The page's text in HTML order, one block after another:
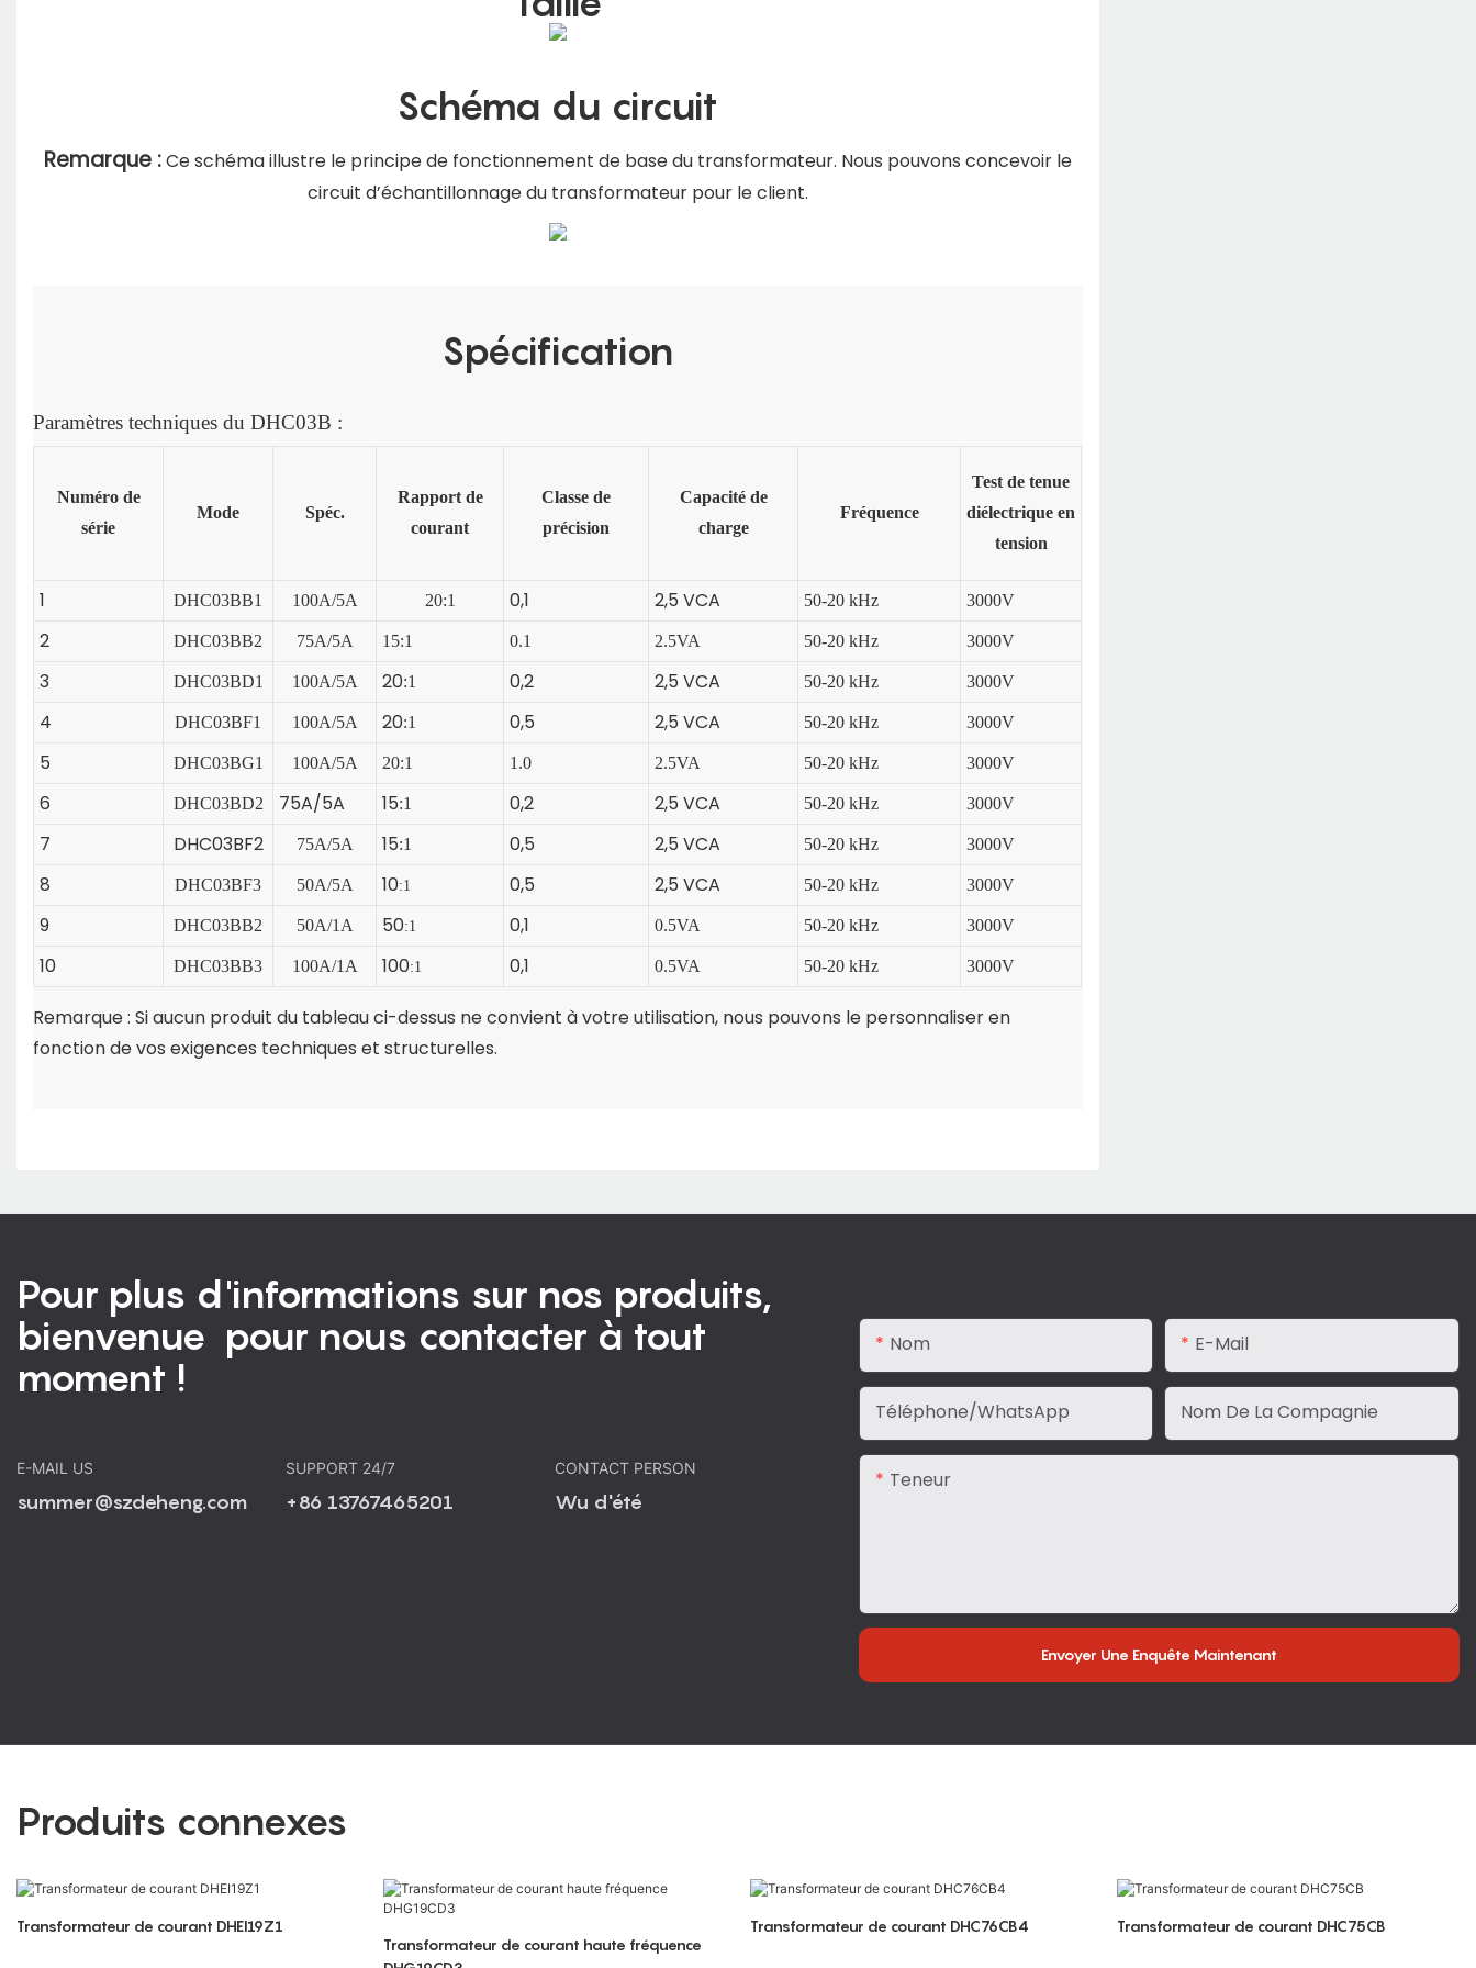
Schéma du circuit
Remarque :Ce schéma illustre le principe de fonctionnement de base du transformateur. Nous pouvons concevoir le
circuit d’échantillonnage du transformateur pour le client.
Spécification
Paramètres techniques du DHC03B :
Numéro de
série
Mode Spéc.
Rapport de
courant
Classe de
précision
Capacité de
charge
Fréquence
Test de tenue
diélectrique en
tension
1 DHC03BB1 100A/5A 20:1 0,1 2,5 VCA 50-20 kHz 3000V
2 DHC03BB2 75A/5A 15:1 0.1 2.5VA 50-20 kHz 3000V
3 DHC03BD1 100A/5A 20:1 0,2 2,5 VCA 50-20 kHz 3000V
4 DHC03BF1 100A/5A 20:1 0,5 2,5 VCA 50-20 kHz 3000V
5 DHC03BG1 100A/5A 20:1 1.0 2.5VA 50-20 kHz 3000V
6 DHC03BD2 75A/5A 15:1 0,2 2,5 VCA 50-20 kHz 3000V
7 DHC03BF2 75A/5A 15:1 0,5 2,5 VCA 50-20 kHz 3000V
8 DHC03BF3 50A/5A 10:1 0,5 2,5 VCA 50-20 kHz 3000V
9 DHC03BB2 50A/1A 50:1 0,1 0.5VA 50-20 kHz 3000V
10 DHC03BB3 100A/1A 100:1 0,1 0.5VA 50-20 kHz 3000V
Remarque : Si aucun produit du tableau ci-dessus ne convient à votre utilisation, nous pouvons le personnaliser en
fonction de vos exigences techniques et structurelles.
Pour plus d'informations sur nos produits,
bienvenue pour nous contacter à tout
moment !
E-MAIL US
summer@szdeheng.com
SUPPORT 24/7
+86 13767465201
CONTACT PERSON
Wu d'été
Nom E-Mail
Téléphone/WhatsApp Nom De La Compagnie
Teneur
Envoyer Une Enquête Maintenant
Produits connexes
Transformateur de courant DHEI19Z1
Transformateur de courant haute fréquence
Transformateur de courant DHC76CB4 Transformateur de courant DHC75CB